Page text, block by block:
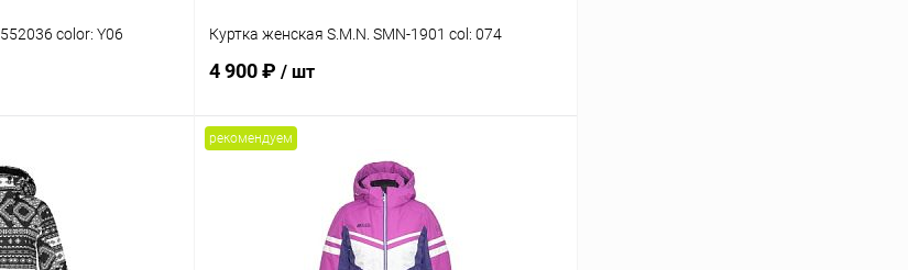
color: Y06
В наличии
Куртка женская S.M.N. SMN-1901 col: 074
4 900 ₽ / шт
В корзину
В наличии
рекомендуем